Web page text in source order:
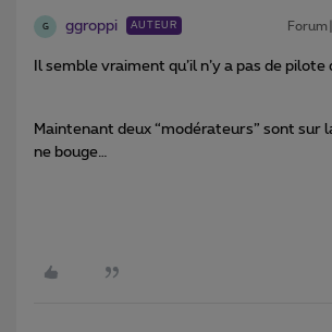
G ggroppi AUTEUR
Il semble vraiment qu’il n’y a pas de pilote
Maintenant deux “modérateurs” sont sur
ne bouge…